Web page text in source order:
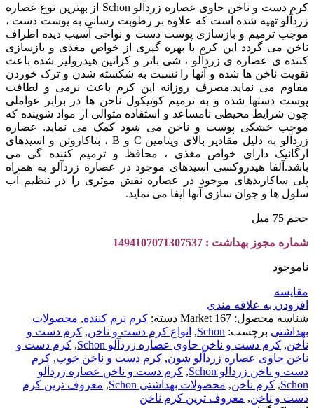
کرم دست و ناخن حاوی عصاره زردآلو Schon از بهترین نوع عصاره
زردآلو تهیه شده است که علاوه بر رطوبت رسانی به پوست دست ،
موجب ترمیم و بازسازی پوست دست و نواحی آسیب دیده اطراف
ناخن می گردد این کرم با بهره گیری از خواص مغذی و بازسازی
کننده ی عصاره ی زردآلو ، شی باتر و کراتین هیدرولیز شده باعث
تقویت ناخن ها شده و آنها را نسبت به شکسته شدن و ترک خوردن
مقاوم می نماید.مصرف روزانه این کرم باعث نرمی و لطافت
پوست دستها شده و به ترمیم کوتیکول ناخن ها در برابر عواملی
چون شرایط محیطی نامساعد و استفاده متوالی از مواد شوینده که
موجب خشکی پوست و ناخن می شود کمک می نماید. عصاره
زردآلو به دلیل مقادیر بالای ویتامین C و B ، بتاکاروتن و اسیدهای
ارگانیک دارای خواص مغذی ، محافظ و ترمیم کننده گی می
باشد.آلفا هیدروکسی اسیدهای موجود در عصاره زردآلو به همراه
پلی ساکاریدهای موجود در عصاره نقش موثری را در تنظیم آب
سلول ها و جوان سازی آنها ایفا می نماید.
حجم 75 میل
شماره مجوز بهداشت : 1494107071307537
ناموجود
مقايسه
افزودن به علاقه مندی
شناسه محصول: Market 167 دسته: کرم نرم کننده, محصولات
بهداشتی برچسب: Schon
, انواع کرم دست و ناخن, کرم دست و
ناخن, کرم دست و ناخن حاوی عصاره زردآلو Schon , کرم دست و
ناخن حاوی عصاره زردآلو شون, کرم دست و ناخن خوب, کرم
دست و ناخن زردآلو Schon
, کرم دست و ناخن عصاره زردآلو
Schon
, کرم ناخن, محصولات بهداشتی Schon , معروف ترین کرم
دست و ناخن, معروف ترین کرم ناخن